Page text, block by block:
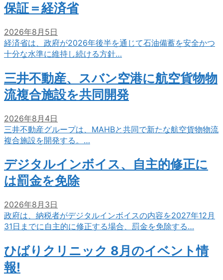
保証＝経済省
2026年8月5日
経済省は、政府が2026年後半を通じて石油備蓄を安全かつ
十分な水準に維持し続ける方針…
三井不動産、スバン空港に航空貨物物
流複合施設を共同開発
2026年8月4日
三井不動産グループは、MAHBと共同で新たな航空貨物物流
複合施設を開発する。…
デジタルインボイス、自主的修正に
は罰金を免除
2026年8月3日
政府は、納税者がデジタルインボイスの内容を2027年12月
31日までに自主的に修正する場合、罰金を免除する…
ひばりクリニック 8月のイベント情
報!